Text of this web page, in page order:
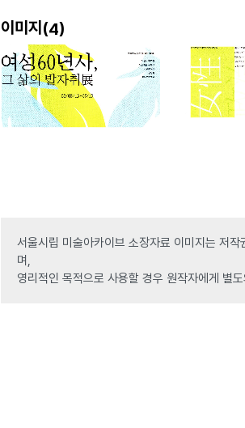
이미지(4)
서울시립 미술아카이브 소장자료 이미지는 저
며,
영리적인 목적으로 사용할 경우 원작자에게 별